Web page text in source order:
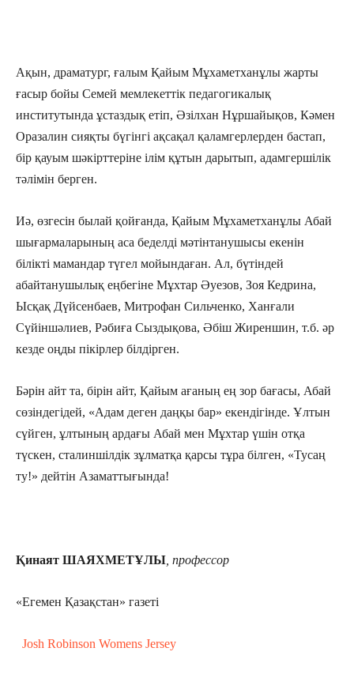
Ақын, драматург, ғалым Қайым Мұхаметханұлы жарты
ғасыр бойы Семей мемлекеттік педагоги­ка­лық
институтында ұстаздық етіп, Әзілхан Нұр­шайықов, Кәмен
Оразалин сияқты бүгінгі ақсақал қаламгерлерден бастап,
бір қауым шәкірттеріне ілім құтын дарытып, адамгершілік
тәлімін берген.
Иә, өзгесін былай қойғанда, Қайым Мұхаметханұлы Абай
шығармаларының аса беделді мәтінтанушысы екенін
білікті мамандар түгел мойындаған. Ал, бүтіндей
абайтанушылық еңбегіне Мұхтар Әуезов, Зоя Кедрина,
Ысқақ Дүйсенбаев, Митрофан Сильченко, Ханғали
Сүйіншәлиев, Рәбиға Сыздықова, Әбіш Жиреншин, т.б. әр
кезде оңды пікірлер білдірген.
Бәрін айт та, бірін айт, Қайым ағаның ең зор бағасы, Абай
сөзіндегідей, «Адам деген даңқы бар» екендігінде. Ұлтын
сүйген, ұлтының ардағы Абай мен Мұхтар үшін отқа
түскен, сталиншілдік зұлматқа қарсы тұра білген, «Тусаң
ту!» дейтін Азаматтығында!
Қинаят ШАЯХМЕТҰЛЫ профессор
«Егемен Қазақстан» газеті
Josh Robinson Womens Jersey